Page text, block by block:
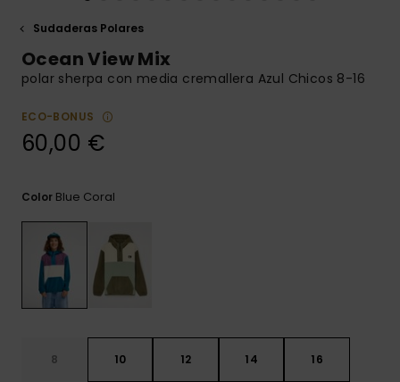
conversación
Sudaderas Polares
Ocean View Mix
polar sherpa con media cremallera Azul Chicos 8-16
ECO-BONUS
60,00 €
Color Blue Coral
8 10 12 14 16